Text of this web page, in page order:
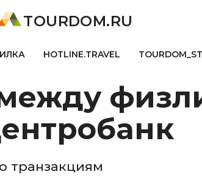
TOURDOM.RU
HOTLINE.TRAVEL
транзакциям